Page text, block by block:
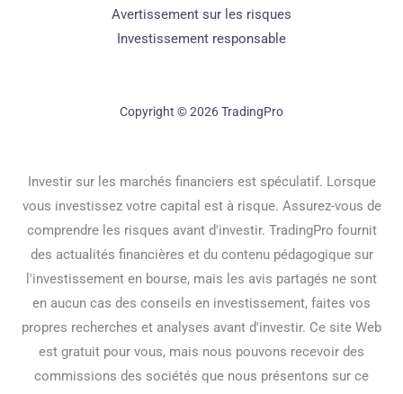
Avertissement sur les risques
Investissement responsable
Copyright © 2026 TradingPro
Investir sur les marchés financiers est spéculatif. Lorsque
vous investissez votre capital est à risque. Assurez-vous de
comprendre les risques avant d'investir. TradingPro fournit
des actualités financières et du contenu pédagogique sur
l'investissement en bourse, mais les avis partagés ne sont
en aucun cas des conseils en investissement, faites vos
propres recherches et analyses avant d'investir. Ce site Web
est gratuit pour vous, mais nous pouvons recevoir des
commissions des sociétés que nous présentons sur ce